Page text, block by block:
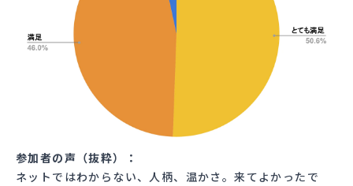
参加者の声（抜粋）：
ネットではわからない、人柄、温かさ。来てよかったで